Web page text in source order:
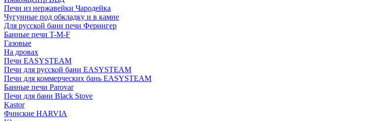
Печи из нержавейки Чародейка
Чугунные под обкладку и в камне
Для русской бани печи Ферингер
Банные печи T-M-F
Газовые
На дровах
Печи EASYSTEAM
Печи для русской бани EASYSTEAM
Печи для коммерческих бань EASYSTEAM
Банные печи Parovar
Печи для бани Black Stove
Kastor
Финские HARVIA